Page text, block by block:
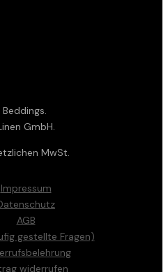
GmbH.
MwSt.
Impressum
AGB
gestellte Fragen)
widerrufen